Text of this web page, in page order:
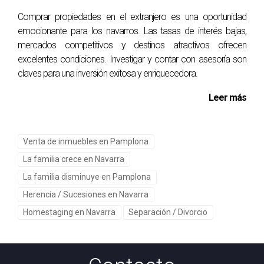
estas mejoras?
No siempre es necesario. Muchos propietarios pueden
realizar mejoras simples por sí mismos. Sin embargo, para
reformas más complejas, puede ser recomendable
valor de la propiedad?
Las mejoras que suelen tener mayor impacto incluyen la
pintura de la fachada, la jardinería, y el reemplazo de la
puerta de entrada. Estas son las áreas que más influyen en
la percepción inicial de la propiedad.
Comprar propiedades en el extranjero es una oportunidad
emocionante para los navarros. Las tasas de interés bajas,
mercados competitivos y destinos atractivos ofrecen
excelentes condiciones. Investigar y contar con asesoría son
claves para una inversión exitosa y enriquecedora.
Leer más
Venta de inmuebles en Pamplona
La familia crece en Navarra
La familia disminuye en Pamplona
Herencia / Sucesiones en Navarra
Homestaging en Navarra
Separación / Divorcio